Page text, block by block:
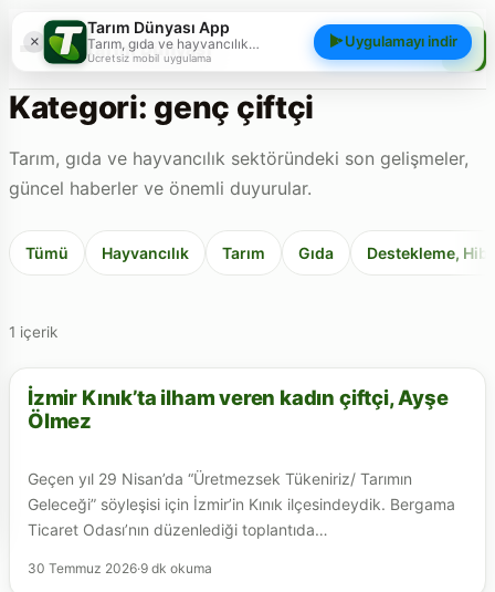
Tarım Dünyası
Kategori: genç çiftçi
Tarım, gıda ve hayvancılık sektöründeki son gelişmeler,
güncel haberler ve önemli duyurular.
Tümü Hayvancılık Tarım Gıda Destekleme,
1 içerik
GENÇ ÇIFTÇI
İzmir Kınık’ta ilham veren kadın çiftçi, Ayşe
Ölmez
Geçen yıl 29 Nisan’da “Üretmezsek Tükeniriz/ Tarımın
Geleceği” söyleşisi için İzmir’in Kınık ilçesindeydik. Bergama
Ticaret Odası’nın düzenlediği toplantıda…
30 Temmuz 2026·9 dk okuma
×
Tarım Dünyası App
Tarım, gıda ve hayvancılık
gündemini; haberler, yazılar, videolar
ve piyasa verileriyle cebinizden
takip edin.
Ücretsiz mobil uygulama
Uygulamayı indir